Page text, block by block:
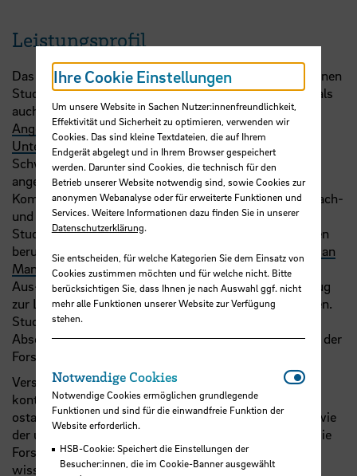
Leistungsprofil
Das EAMRI ist eng verbunden mit den ostasienbezogenen
Studiengängen der Hochschule, sowohl im Bachelor- als
auch im Masterbereich. Der Bachelorstudiengang
Angewandte Wirtschaftssprachen und Internationale
Unternehmensführungwird seit 1988 mit den
Schwerpunkten arabische Welt, China und Japan
angeboten und stellt eine in Deutschland seltene
Kombination von Wirtschaftswissenschaften mit Sprach-
und Regionalstudien dar. Im weiterbildenden
Studiensegment begleitet das Institut insbesondere den
berufsbegleitenden MasterstudiengangEuropean / Asian
Management. Das Institut ergänzt und unterstützt die
Aus- und Weiterbildung durch seinen inhaltlichen Bezug
zur Lehre sowie praxisorientierte Forschungsaktivitäten.
Studenten und Absolventen wirken über
Abschlussarbeiten und Tätigkeiten in Unternehmen an der
Forschung mit.
Verschiedene Aktivitäten des Instituts fördern einen
kontinuierlichen Wissenstransfer zwischen
ostasienbezogener Forschung und Lehre einerseits sowie
der unternehmerischen Praxis auf der anderen Seite. Die
Forschungsergebnisse erscheinen sowohl in
wissenschaftlichen als auch in praxisorientierten
Ihre Cookie Einstellungen
Um unsere Website in Sachen Nutzer:innenfreundlichkeit,
Effektivität und Sicherheit zu optimieren, verwenden wir
Cookies. Das sind kleine Textdateien, die auf Ihrem
Endgerät abgelegt und in Ihrem Browser gespeichert
werden. Darunter sind Cookies, die technisch für den
Betrieb unserer Website notwendig sind, sowie Cookies zur
anonymen Webanalyse oder für erweiterte Funktionen und
Services. Weitere Informationen dazu finden Sie in unserer
Datenschutzerklärung.
Sie entscheiden, für welche Kategorien Sie dem Einsatz von
Cookies zustimmen möchten und für welche nicht. Bitte
berücksichtigen Sie, dass Ihnen je nach Auswahl ggf. nicht
mehr alle Funktionen unserer Website zur Verfügung
stehen.
Notwendige Cookies
Notwendige Cookies ermöglichen grundlegende
Funktionen und sind für die einwandfreie Funktion der
Website erforderlich.
HSB-Cookie: Speichert die Einstellungen der
Besucher:innen, die im Cookie-Banner ausgewählt